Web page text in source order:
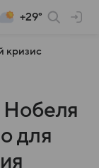
+29°
кризис
Нобеля
для